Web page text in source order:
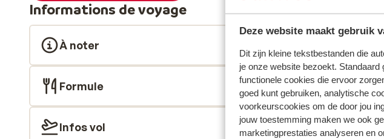
Deze website maakt gebruik
Dit zijn kleine tekstbestanden die
je onze website bezoekt.
functionele cookies die ervoor
goed kunt gebruiken, analytische
voorkeurscookies om de door jou
jouw toestemming maken we ook
marketingprestaties analyseren en
Informations de voyage
À noter
Formule
Infos vol